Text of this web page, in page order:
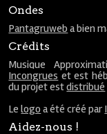
Ondes
Pantagruweb a bien
Crédits
Musique
Incongrues et est
du projet estdistribué
Lelogo a été créé par
Aidez-nous !